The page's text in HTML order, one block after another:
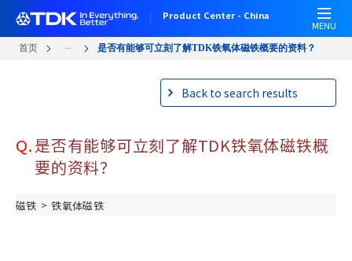
Product Center - China
MENU
首页 ... 是否有能够可立刻了解TDK铁氧体磁铁概要的资料？
Back to search results
Q.是否有能够可立刻了解TDK铁氧体磁铁概
要的资料？
磁铁 > 铁氧体磁铁